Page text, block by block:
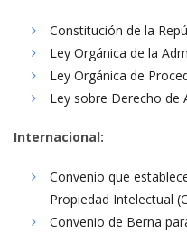
Constitución de la
Ley Orgánica de la
Ley Orgánica de
Ley sobre Derecho de
Internacional:
Convenio que
Propiedad Intelectual
Convenio de Berna